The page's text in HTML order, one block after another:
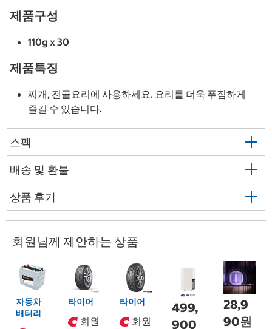
제품구성
110g x 30
제품특징
찌개, 전골요리에 사용하세요. 요리를 더욱 푸짐하게
즐길 수 있습니다.
스펙
배송 및 환불
상품 후기
회원님께 제안하는 상품
자동차
배터리
타이어
회원
타이어
회원
499,
900
28,9
90원